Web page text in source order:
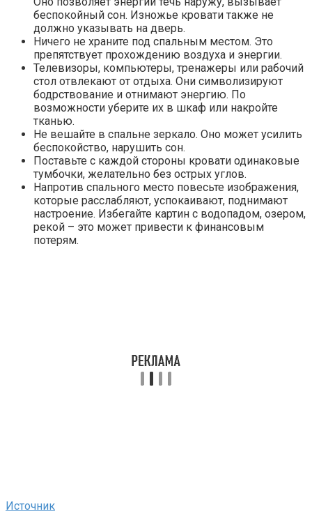
беспокойный сон. Изножье кровати также не
должно указывать на дверь.
Ничего не храните под спальным местом. Это
препятствует прохождению воздуха и энергии.
Телевизоры, компьютеры, тренажеры или рабочий
стол отвлекают от отдыха. Они символизируют
бодрствование и отнимают энергию. По
возможности уберите их в шкаф или накройте
тканью.
Не вешайте в спальне зеркало. Оно может усилить
беспокойство, нарушить сон.
Поставьте с каждой стороны кровати одинаковые
тумбочки, желательно без острых углов.
Напротив спального место повесьте изображения,
которые расслабляют, успокаивают, поднимают
настроение. Избегайте картин с водопадом, озером,
рекой – это может привести к финансовым
потерям.
Источник